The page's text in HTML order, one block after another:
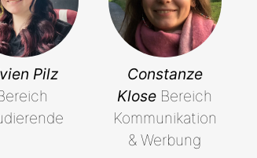
Pilz
Constanze
Klose Bereich
Kommunikation
& Werbung